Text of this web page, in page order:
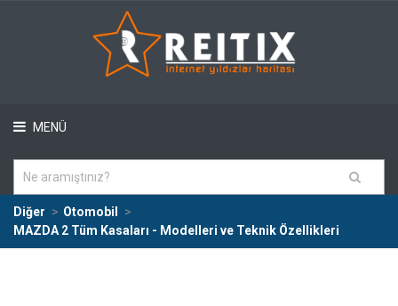
MENÜ
Diğer
Otomobil
MAZDA 2 Tüm Kasaları - Modelleri ve Teknik Özellikleri